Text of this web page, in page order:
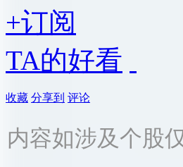
+订阅
TA的好看
收藏 分享到 评论
内容如涉及个股